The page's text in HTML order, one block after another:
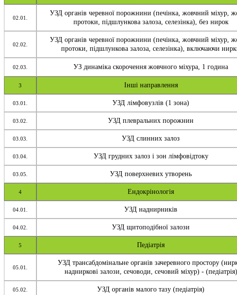
02.01.
УЗД органів черевної порожнини (печінка, жовчний міхур,
протоки, підшлункова залоза, селезінка), без нирок
02.02.
УЗД органів черевної порожнини (печінка, жовчний міхур,
протоки, підшлункова залоза, селезінка), включаючи
02.03. УЗ динаміка скорочення жовчного міхура, 1 година
3 Інші направлення
03.01. УЗД лімфовузлів (1 зона)
03.02. УЗД плевральних порожнин
03.03. УЗД слинних залоз
03.04. УЗД грудних залоз і зон лімфовідтоку
03.05. УЗД поверхневих утворень
4 Ендокрінологія
04.01. УЗД наднирників
04.02. УЗД щитоподібної залози
5 Педіатрія
05.01.
УЗД трансабдомінальне органів зачеревного простору
надниркові залози, сечоводи, сечовий міхур) - (педіатрія)
05.02. УЗД органів малого тазу (педіатрія)